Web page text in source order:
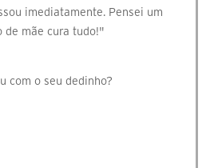
imediatamente. Pensei um
de mãe cura tudo!"
com o seu dedinho?